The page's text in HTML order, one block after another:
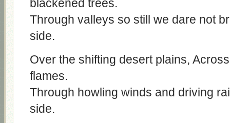
blackened trees.
Through valleys so still we dare not
side.
Over the shifting desert plains,
flames.
Through howling winds and driving
side.